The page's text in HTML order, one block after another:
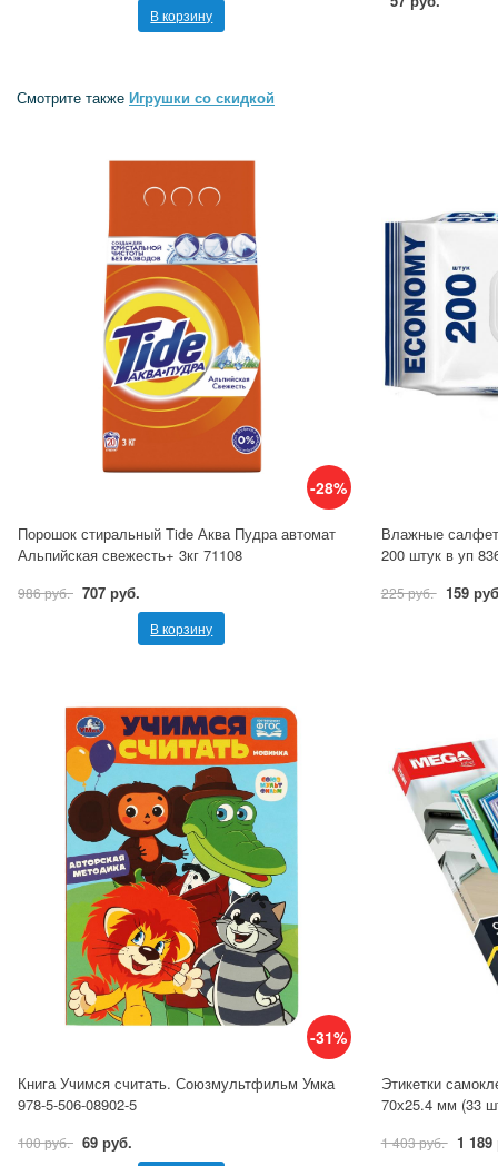
В корзину
Смотрите также Игрушки со скидкой
-28%
Порошок стиральный Tide Аква Пудра автомат
Альпийская свежесть+ 3кг 71108
986 руб. 707 руб.
В корзину
Влажные
200 штук в уп
225 руб. 159
-31%
Книга Учимся считать. Союзмультфильм Умка
978-5-506-08902-5
100 руб. 69 руб.
Этикетки
70х25.4 мм (33
1 403 руб. 1 189